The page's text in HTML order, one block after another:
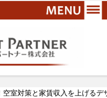
室対策と家賃収入を上げるデ